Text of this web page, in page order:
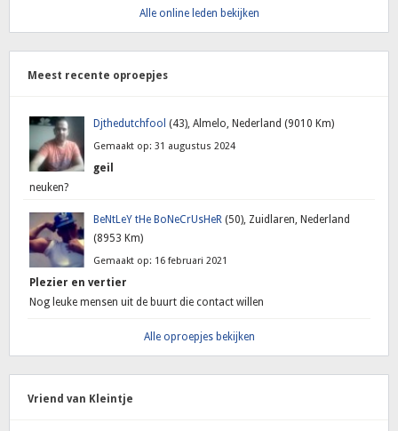
Alle online leden bekijken
Meest recente oproepjes
Djthedutchfool (43), Almelo, Nederland (9010 Km)
Gemaakt op: 31 augustus 2024
geil
neuken?
BeNtLeY tHe BoNeCrUsHeR (50), Zuidlaren, Nederland
(8953 Km)
Gemaakt op: 16 februari 2021
Plezier en vertier
Nog leuke mensen uit de buurt die contact willen
Alle oproepjes bekijken
Vriend van Kleintje